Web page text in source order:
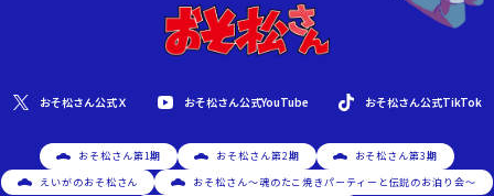
おそ松さん公式Ｘ おそ松さん公式YouTube おそ松さん公式TikTok
おそ松さん第1期 おそ松さん第2期
おそ松さん第3期
えいがのおそ松さん
おそ松さん～魂のたこ焼きパーティーと伝説のお泊り会～